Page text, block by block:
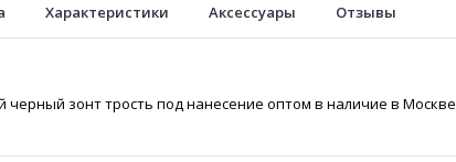
Характеристики Аксессуары Отзывы
черный зонт трость под нанесение оптом в наличие в Москве